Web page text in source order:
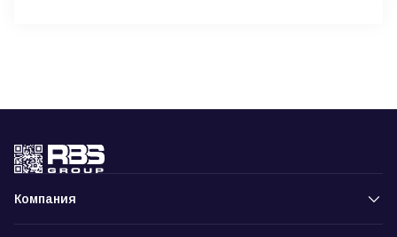
Компания